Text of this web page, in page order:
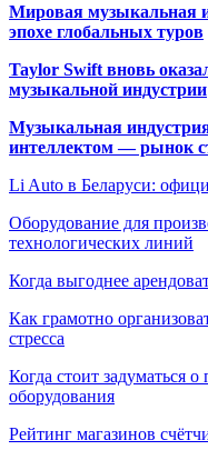
Мировая музыкальная
эпохе глобальных туров
Taylor Swift вновь
музыкальной индустрии
Музыкальная
интеллектом — рынок
Li Auto в Беларуси:
Оборудование для
технологических линий
Когда выгоднее
Как грамотно
стресса
Когда стоит задуматься
оборудования
Рейтинг магазинов